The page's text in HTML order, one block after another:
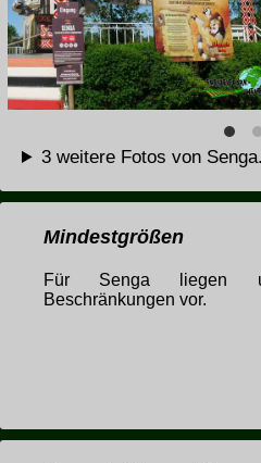
3 weitere Fotos von
Mindestgrößen
Für Senga liegen
Beschränkungen vor.